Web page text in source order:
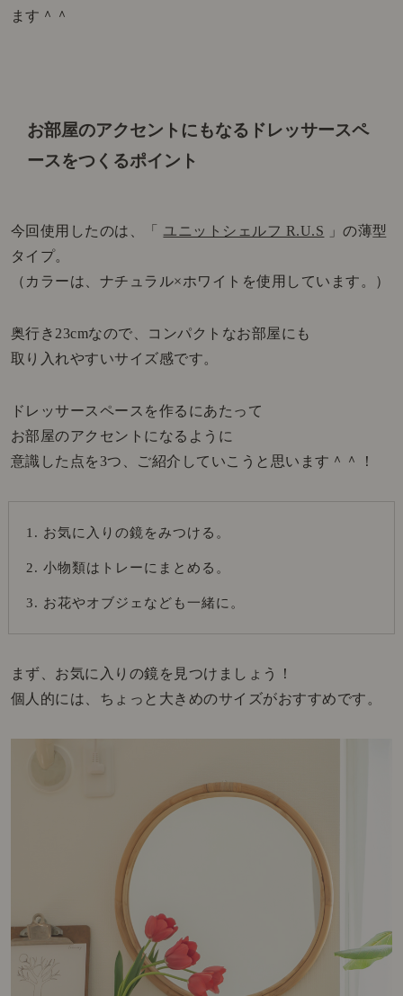
ます＾＾
お部屋のアクセントにもなる ドレッサースペ
ースをつくるポイント
今回使用したのは、「 ユニットシェルフ R.U.S 」の薄型
タイプ。
（カラーは、ナチュラル×ホワイトを使用しています。）
奥行き23cmなので、コンパクトなお部屋にも
取り入れやすいサイズ感です。
ドレッサースペースを作るにあたって
お部屋のアクセントになるように
意識した点を3つ、ご紹介していこうと思います＾＾！
お気に入りの鏡をみつける。
小物類はトレーにまとめる。
お花やオブジェなども一緒に。
まず、お気に入りの鏡を見つけましょう！
個人的には、ちょっと大きめのサイズがおすすめです。